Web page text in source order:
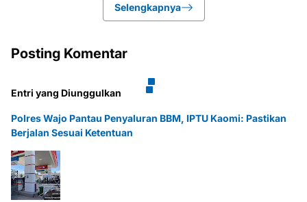
Selengkapnya
Posting Komentar
Entri yang Diunggulkan
Polres Wajo Pantau Penyaluran BBM, IPTU Kaomi: Pastikan
Berjalan Sesuai Ketentuan